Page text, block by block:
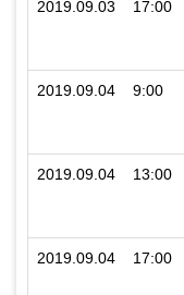
2019.09.03 17:00
2019.09.04 9:00
2019.09.04 13:00
2019.09.04 17:00